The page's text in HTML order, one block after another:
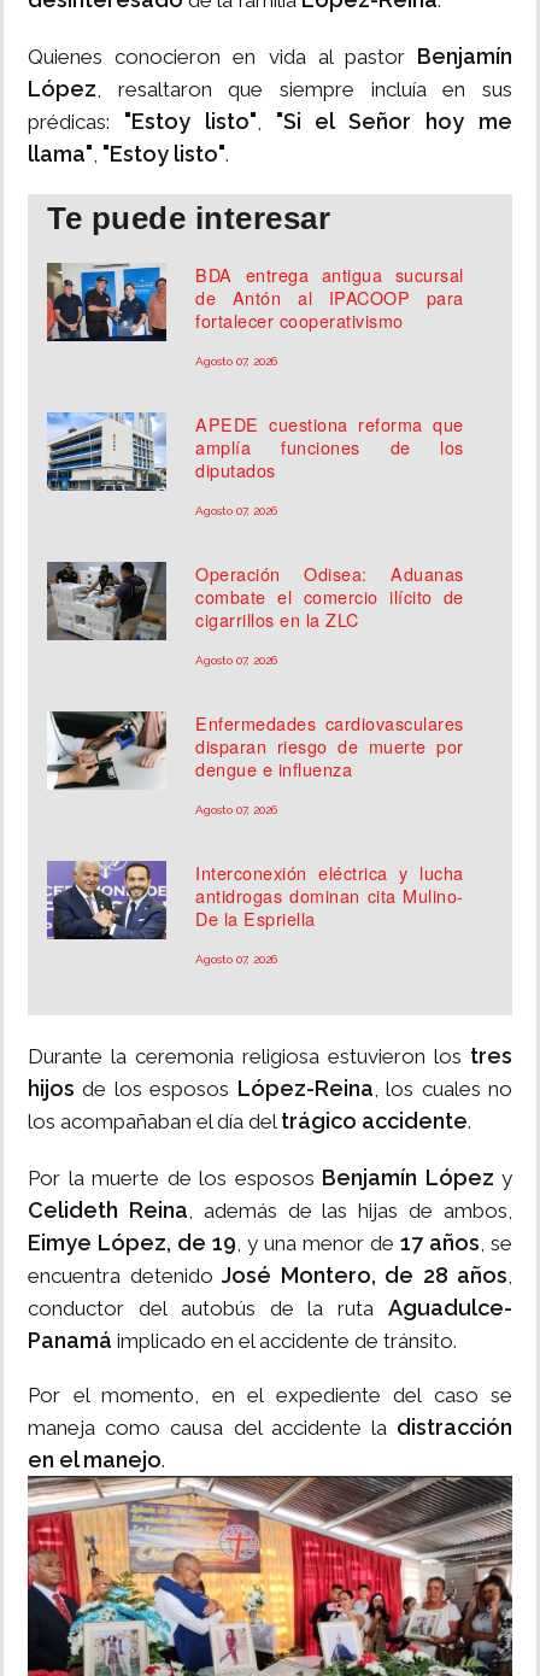
Quienes conocieron en vida al pastor Benjamín
López, resaltaron que siempre incluía en sus
prédicas: "Estoy listo", "Si el Señor hoy me
llama", "Estoy listo".
Te puede interesar
BDA entrega antigua sucursal
de Antón al IPACOOP para
fortalecer cooperativismo
Agosto 07, 2026
APEDE cuestiona reforma que
amplía funciones de los
diputados
Agosto 07, 2026
Operación Odisea: Aduanas
combate el comercio ilícito de
cigarrillos en la ZLC
Agosto 07, 2026
Enfermedades cardiovasculares
disparan riesgo de muerte por
dengue e influenza
Agosto 07, 2026
Interconexión eléctrica y lucha
antidrogas dominan cita Mulino-
De la Espriella
Agosto 07, 2026
Durante la ceremonia religiosa estuvieron los tres
hijos de los esposos López-Reina, los cuales no
los acompañaban el día del trágico accidente.
Por la muerte de los esposos Benjamín López y
Celideth Reina, además de las hijas de ambos,
Eimye López, de 19, y una menor de 17 años, se
encuentra detenido José Montero, de 28 años,
conductor del autobús de la ruta Aguadulce-
Panamá implicado en el accidente de tránsito.
Por el momento, en el expediente del caso se
maneja como causa del accidente la distracción
en el manejo.